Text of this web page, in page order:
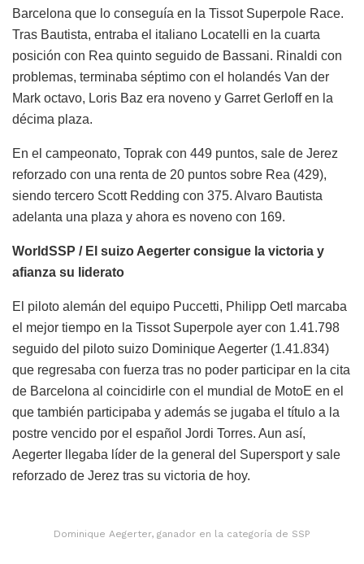
Barcelona que lo conseguía en la Tissot Superpole Race.
Tras Bautista, entraba el italiano Locatelli en la cuarta
posición con Rea quinto seguido de Bassani. Rinaldi con
problemas, terminaba séptimo con el holandés Van der
Mark octavo, Loris Baz era noveno y Garret Gerloff en la
décima plaza.
En el campeonato, Toprak con 449 puntos, sale de Jerez
reforzado con una renta de 20 puntos sobre Rea (429),
siendo tercero Scott Redding con 375. Alvaro Bautista
adelanta una plaza y ahora es noveno con 169.
WorldSSP / El suizo Aegerter consigue la victoria y
afianza su liderato
El piloto alemán del equipo Puccetti, Philipp Oetl marcaba
el mejor tiempo en la Tissot Superpole ayer con 1.41.798
seguido del piloto suizo Dominique Aegerter (1.41.834)
que regresaba con fuerza tras no poder participar en la cita
de Barcelona al coincidirle con el mundial de MotoE en el
que también participaba y además se jugaba el título a la
postre vencido por el español Jordi Torres. Aun así,
Aegerter llegaba líder de la general del Supersport y sale
reforzado de Jerez tras su victoria de hoy.
Dominique Aegerter, ganador en la categoría de SSP